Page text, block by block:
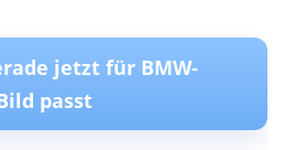
jetzt für BMW-
passt